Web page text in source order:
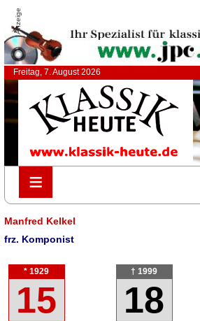
Anzeige
Freitag, 7. August 2026
≡
≡
Manfred Kelkel
frz. Komponist
* 1929
15
† 1999
18